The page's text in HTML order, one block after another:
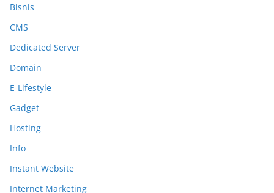
Bisnis
CMS
Dedicated Server
Domain
E-Lifestyle
Gadget
Hosting
Info
Instant Website
Internet Marketing